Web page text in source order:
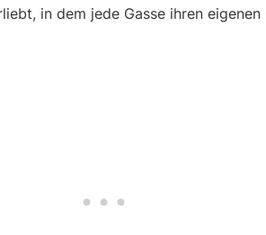
in dem jede Gasse ihren eigenen